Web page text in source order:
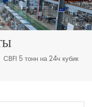
CBFI 5 тонн на 24ч кубик